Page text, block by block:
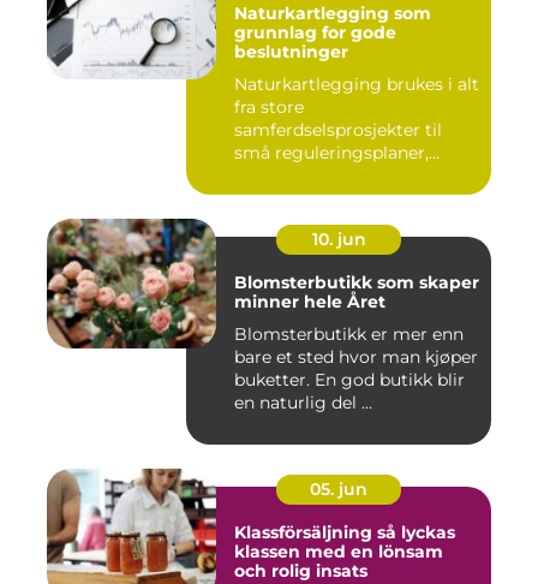
Naturkartlegging som
grunnlag for gode
beslutninger
Naturkartlegging brukes i alt
fra store
samferdselsprosjekter til
små reguleringsplaner,
10. jun
Blomsterbutikk som skaper
minner hele Året
Blomsterbutikk er mer enn
bare et sted hvor man kjøper
buketter. En god butikk blir
en naturlig del ...
05. jun
Klassförsäljning så lyckas
klassen med en lönsam
och rolig insats